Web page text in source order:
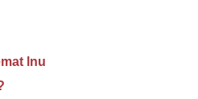
lnu